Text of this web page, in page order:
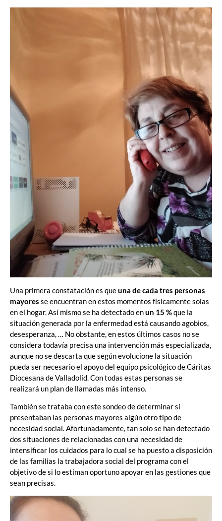
Una primera constatación es queuna de cada tres personas
mayores se encuentran en estos momentos físicamente solas
en el hogar. Así mismo se ha detectado enun 15 %que la
situación generada por la enfermedad está causando agobios,
desesperanza, … No obstante, en estos últimos casos no se
considera todavía precisa una intervención más especializada,
aunque no se descarta que según evolucione la situación
pueda ser necesario el apoyo del equipo psicológico de Cáritas
Diocesana de Valladolid. Con todas estas personas se
realizará un plan de llamadas más intenso.
También se trataba con este sondeo de determinar si
presentaban las personas mayores algún otro tipo de
necesidad social. Afortunadamente, tan solo se han detectado
dos situaciones de relacionadas con una necesidad de
intensificar los cuidados para lo cual se ha puesto a disposición
de las familias la trabajadora social del programa con el
objetivo de si lo estiman oportuno apoyar en las gestiones que
sean precisas.